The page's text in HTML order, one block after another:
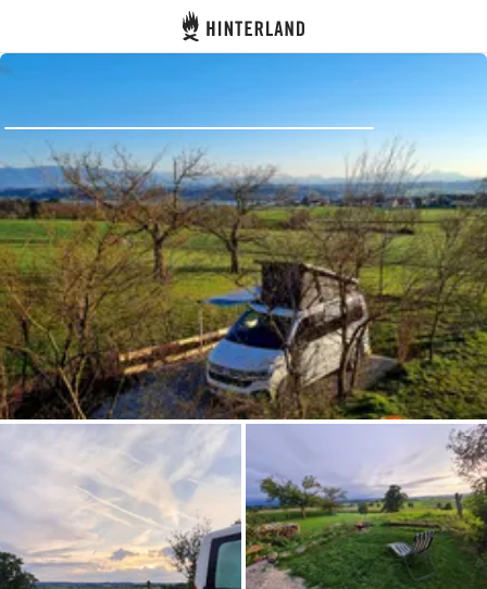
Hinterland
Accedi
Registro
Diventare Host
Piazzole
Alloggi
Pianificazione viaggio
Chiedi a Howdy
Ispirazione fotografica